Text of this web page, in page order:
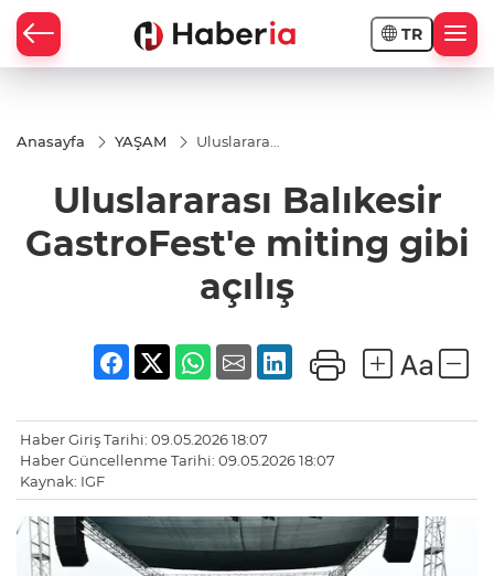
TR
Anasayfa YAŞAM
Uluslararası
miting gibi
açılış
Uluslararası Balıkesir
GastroFest'e miting gibi
açılış
Haber Giriş Tarihi: 09.05.2026 18:07
Haber Güncellenme Tarihi: 09.05.2026 18:07
Kaynak: IGF